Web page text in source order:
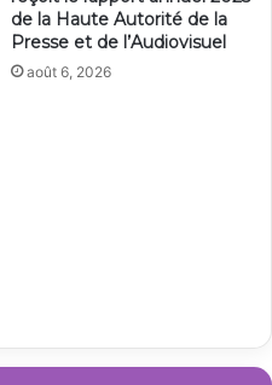
de la Haute Autorité de la
Presse et de l’Audiovisuel
août 6, 2026